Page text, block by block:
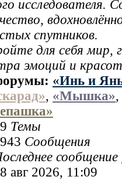
спутников.
для себя мир,
эмоций и
«Инь и
, «Мышка»,
Темы
Сообщения
сообщение
авг 2026, 11:09